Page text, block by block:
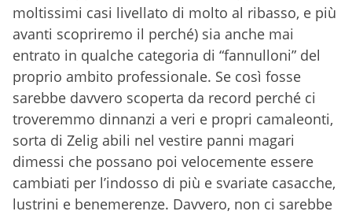
moltissimi casi livellato di molto al ribasso, e più
avanti scopriremo il perché) sia anche mai
entrato in qualche categoria di “fannulloni” del
proprio ambito professionale. Se così fosse
sarebbe davvero scoperta da record perché ci
troveremmo dinnanzi a veri e propri camaleonti,
sorta di Zelig abili nel vestire panni magari
dimessi che possano poi velocemente essere
cambiati per l’indosso di più e svariate casacche,
lustrini e benemerenze. Davvero, non ci sarebbe